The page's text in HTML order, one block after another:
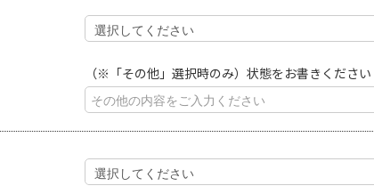
（※「その他」選択時のみ）状態をお書きください